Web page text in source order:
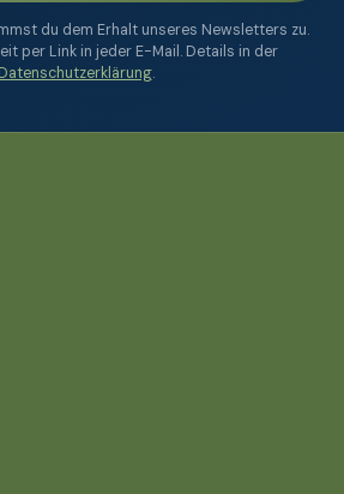
du dem Erhalt unseres Newsletters zu.
per Link in jeder E-Mail. Details in der
Datenschutzerklärung.